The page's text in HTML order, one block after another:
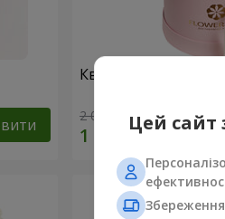
Квіти в коробці
2 074 грнЦей сайт